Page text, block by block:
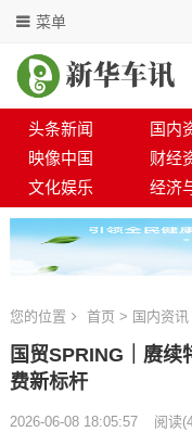
菜单
头条新闻 国内
映像中国
财经
文化娱乐
经济
您的位置 首页 > 国内资讯
国贸SPRING｜赓续
费新标杆
2026-06-08 18:05:57 阅读(